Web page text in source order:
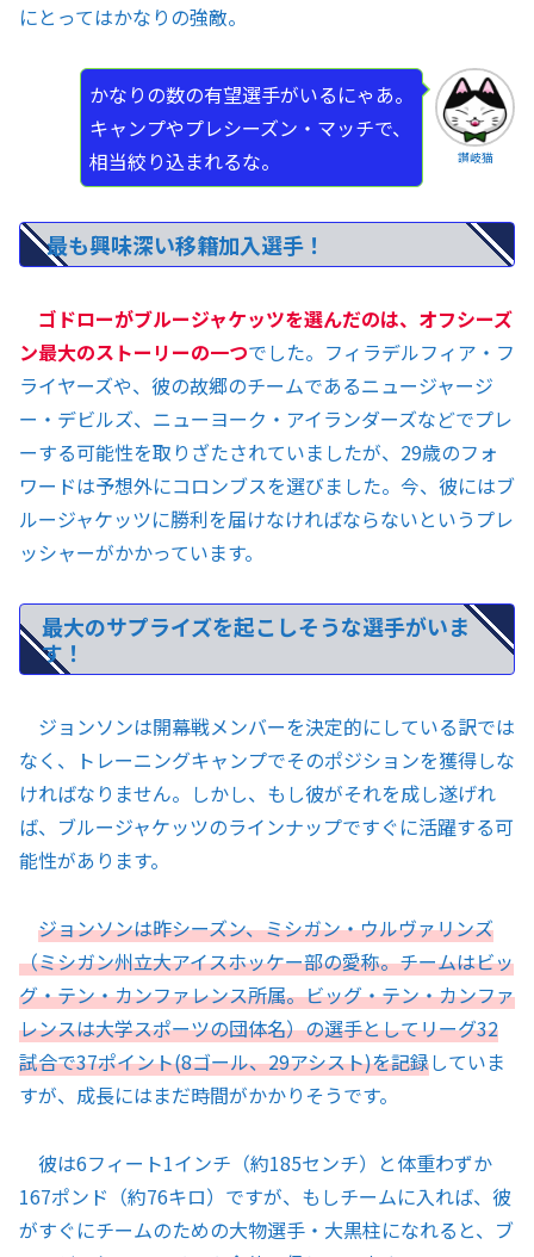
にとってはかなりの強敵。
讃岐猫
かなりの数の有望選手がいるにゃあ。
キャンプやプレシーズン・マッチで、
相当絞り込まれるな。
最も興味深い移籍加入選手！
ゴドローがブルージャケッツを選んだのは、オフシーズ
ン最大のストーリーの一つでした。フィラデルフィア・フ
ライヤーズや、彼の故郷のチームであるニュージャージ
ー・デビルズ、ニューヨーク・アイランダーズなどでプレ
ーする可能性を取りざたされていましたが、29歳のフォ
ワードは予想外にコロンブスを選びました。今、彼にはブ
ルージャケッツに勝利を届けなければならないというプレ
ッシャーがかかっています。
最大のサプライズを起こしそうな選手がいま
す！
ジョンソンは開幕戦メンバーを決定的にしている訳では
なく、トレーニングキャンプでそのポジションを獲得しな
ければなりません。しかし、もし彼がそれを成し遂げれ
ば、ブルージャケッツのラインナップですぐに活躍する可
能性があります。
ジョンソンは昨シーズン、ミシガン・ウルヴァリンズ
（ミシガン州立大アイスホッケー部の愛称。チームはビッ
グ・テン・カンファレンス所属。ビッグ・テン・カンファ
レンスは大学スポーツの団体名）の選手としてリーグ32
試合で37ポイント(8ゴール、29アシスト)を記録していま
すが、成長にはまだ時間がかかりそうです。
彼は6フィート1インチ（約185センチ）と体重わずか
167ポンド（約76キロ）ですが、もしチームに入れば、彼
がすぐにチームのための大物選手・大黒柱になれると、ブ